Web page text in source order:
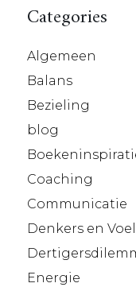
Categories
Algemeen
Balans
Bezieling
blog
Coaching
Communicatie
Denkers en
Energie